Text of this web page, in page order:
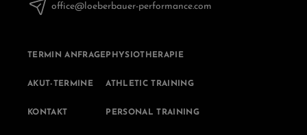
office@loeberbauer-performance.com
TERMIN ANFRAGE
AKUT-TERMINE
KONTAKT
PHYSIOTHERAPIE
ATHLETIC TRAINING
PERSONAL TRAINING